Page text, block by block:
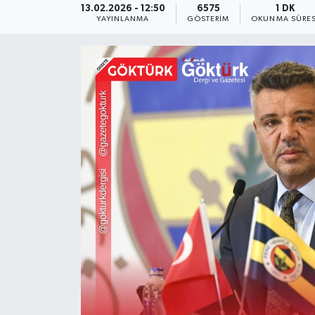
13.02.2026 - 12:50
YAYINLANMA
6575
GÖSTERIM
1 DK
OKUNMA
KEMERBURGAZ
KÜLTÜR - SANAT
MAGAZİN
ÖZEL HABER
SAĞLIK
TEKNOLOJİ
TİCARET